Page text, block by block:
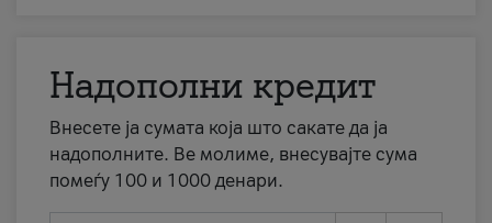
Надополни кредит
Внесете ја сумата која што сакате да ја
надополните. Ве молиме, внесувајте сума
помеѓу 100 и 1000 денари.